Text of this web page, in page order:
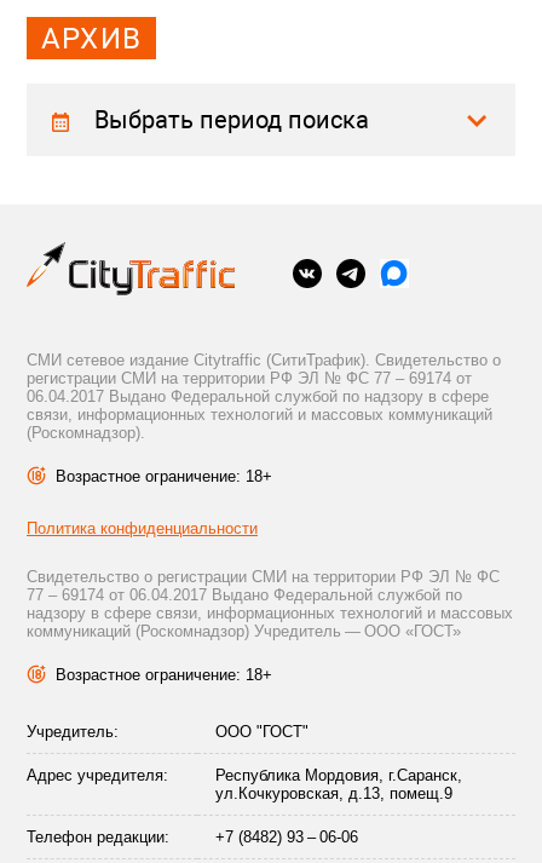
АРХИВ
Выбрать период поиска
СМИ сетевое издание Citytraffic (СитиТрафик). Свидетельство о
регистрации СМИ на территории РФ ЭЛ № ФС 77 – 69174 от
06.04.2017 Выдано Федеральной службой по надзору в сфере
связи, информационных технологий и массовых коммуникаций
(Роскомнадзор).
Возрастное ограничение: 18+
Политика конфиденциальности
Свидетельство о регистрации СМИ на территории РФ ЭЛ № ФС
77 – 69174 от 06.04.2017 Выдано Федеральной службой по
надзору в сфере связи, информационных технологий и массовых
коммуникаций (Роскомнадзор) Учредитель — ООО «ГОСТ»
Возрастное ограничение: 18+
Учредитель: ООО "ГОСТ"
Адрес учредителя:
Республика Мордовия, г.Саранск,
ул.Кочкуровская, д.13, помещ.9
Телефон редакции: +7 (8482) 93 – 06-06